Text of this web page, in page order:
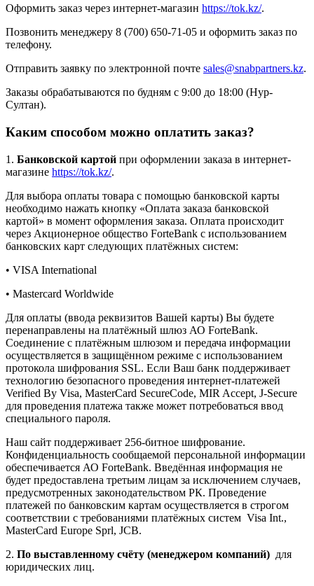
Оформить заказ через интернет-магазин https://tok.kz/.
Позвонить менеджеру 8 (700) 650-71-05 и оформить заказ по
телефону.
Отправить заявку по электронной почте sales@snabpartners.kz.
Заказы обрабатываются по будням с 9:00 до 18:00 (Нур-
Султан).
Каким способом можно оплатить заказ?
1. Банковской картой при оформлении заказа в интернет-
магазине https://tok.kz/.
Для выбора оплаты товара с помощью банковской карты
необходимо нажать кнопку «Оплата заказа банковской
картой» в момент оформления заказа. Оплата происходит
через Акционерное общество ForteBank с использованием
банковских карт следующих платёжных систем:
• VISA International
• Mastercard Worldwide
Для оплаты (ввода реквизитов Вашей карты) Вы будете
перенаправлены на платёжный шлюз АО ForteBank.
Соединение с платёжным шлюзом и передача информации
осуществляется в защищённом режиме с использованием
протокола шифрования SSL. Если Ваш банк поддерживает
технологию безопасного проведения интернет-платежей
Verified By Visa, MasterCard SecureCode, MIR Accept, J-Secure
для проведения платежа также может потребоваться ввод
специального пароля.
Наш сайт поддерживает 256-битное шифрование.
Конфиденциальность сообщаемой персональной информации
обеспечивается АО ForteBank. Введённая информация не
будет предоставлена третьим лицам за исключением случаев,
предусмотренных законодательством РК. Проведение
платежей по банковским картам осуществляется в строгом
соответствии с требованиями платёжных систем Visa Int.,
MasterCard Europe Sprl, JCB.
2. По выставленному счёту (менеджером компаний) для
юридических лиц.